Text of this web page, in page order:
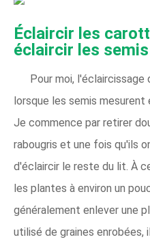
Éclaircir les
éclaircir les
Pour moi,
lorsque les semis mesurent
Je commence par retirer
rabougris et une fois qu'ils
d'éclaircir le reste du lit. À
les plantes à environ un
généralement enlever une
utilisé de graines enrobées,